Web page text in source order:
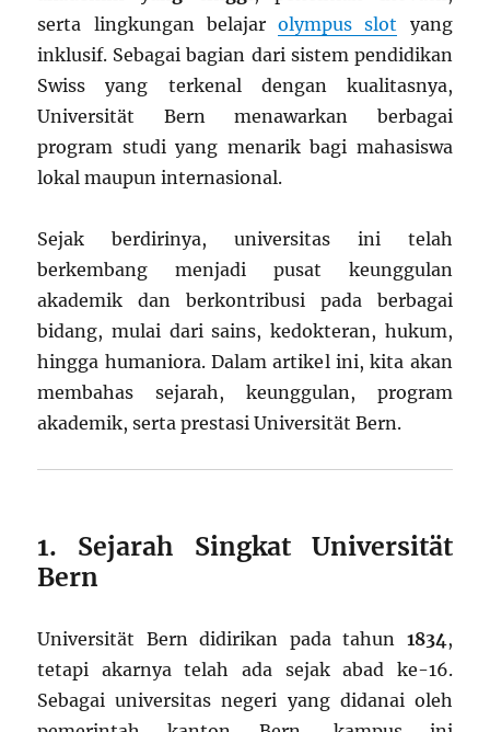
serta lingkungan belajarolympus slot yang
inklusif. Sebagai bagian dari sistem pendidikan
Swiss yang terkenal dengan kualitasnya,
Universität Bern menawarkan berbagai
program studi yang menarik bagi mahasiswa
lokal maupun internasional.
Sejak berdirinya, universitas ini telah
berkembang menjadi pusat keunggulan
akademik dan berkontribusi pada berbagai
bidang, mulai dari sains, kedokteran, hukum,
hingga humaniora. Dalam artikel ini, kita akan
membahas sejarah, keunggulan, program
akademik, serta prestasi Universität Bern.
1. Sejarah Singkat Universität
Bern
Universität Bern didirikan pada tahun 1834 ,
tetapi akarnya telah ada sejak abad ke-16.
Sebagai universitas negeri yang didanai oleh